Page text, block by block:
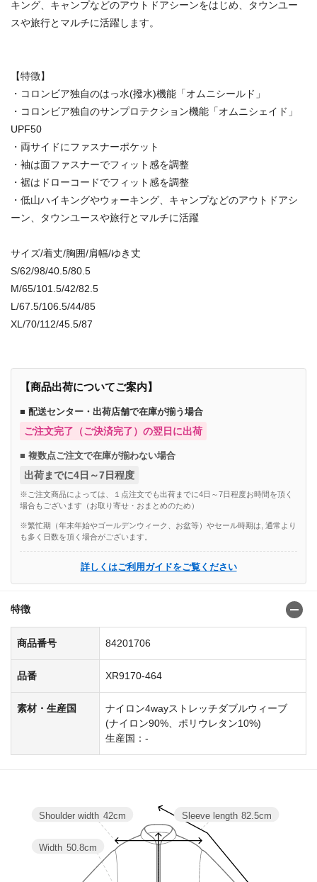
キング、キャンプなどのアウトドアシーンをはじめ、タウンユー
スや旅行とマルチに活躍します。
【特徴】
・コロンビア独自のはっ水(撥水)機能「オムニシールド」
・コロンビア独自のサンプロテクション機能「オムニシェイド」
UPF50
・両サイドにファスナーポケット
・袖は面ファスナーでフィット感を調整
・裾はドローコードでフィット感を調整
・低山ハイキングやウォーキング、キャンプなどのアウトドアシ
ーン、タウンユースや旅行とマルチに活躍
サイズ/着丈/胸囲/肩幅/ゆき丈
S/62/98/40.5/80.5
M/65/101.5/42/82.5
L/67.5/106.5/44/85
XL/70/112/45.5/87
【商品出荷についてご案内】
■ 配送センター・出荷店舗で在庫が揃う場合
ご注文完了（ご決済完了）の翌日に出荷
■ 複数点ご注文で在庫が揃わない場合
出荷までに4日～7日程度
※ご注文商品によっては、１点注文でも出荷までに4日～7日程度お時間を頂く
場合もございます（お取り寄せ・おまとめのため）
※繁忙期（年末年始やゴールデンウィーク、お盆等）やセール時期は, 通常より
も多く日数を頂く場合がございます。
詳しくはご利用ガイドをご覧ください
特徴
商品番号 84201706
品番 XR9170-464
素材・生産国
ナイロン4wayストレッチダブルウィーブ
(ナイロン90%、ポリウレタン10%)
生産国：-
Sleeve length 82.5cm
Width 50.8cm
Shoulder width 42cm